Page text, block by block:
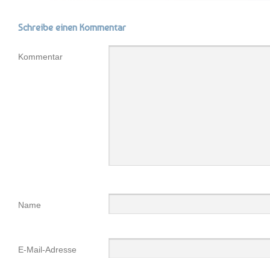
Schreibe einen Kommentar
Kommentar
Name
E-Mail-Adresse